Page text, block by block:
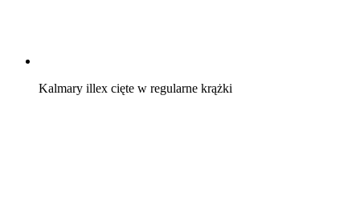
Kalmary illex cięte w regularne krążki